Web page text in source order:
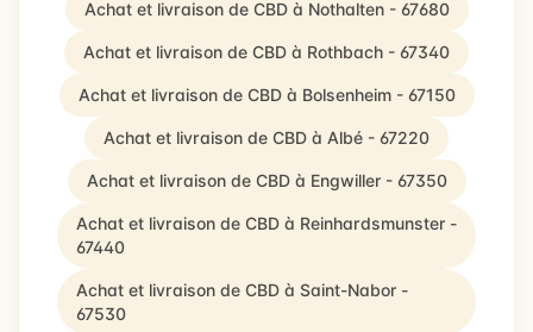
Achat et livraison de CBD à Nothalten - 67680
Achat et livraison de CBD à Rothbach - 67340
Achat et livraison de CBD à Bolsenheim - 67150
Achat et livraison de CBD à Albé - 67220
Achat et livraison de CBD à Engwiller - 67350
Achat et livraison de CBD à Reinhardsmunster -
67440
Achat et livraison de CBD à Saint-Nabor -
67530